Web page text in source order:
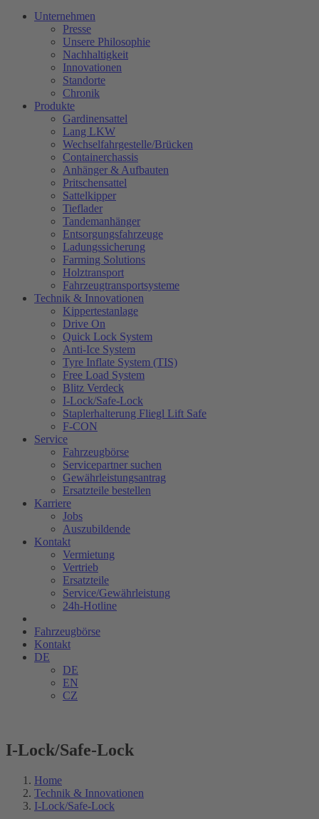
Unternehmen
Presse
Unsere Philosophie
Nachhaltigkeit
Innovationen
Standorte
Chronik
Produkte
Gardinensattel
Lang LKW
Wechselfahrgestelle/Brücken
Containerchassis
Anhänger & Aufbauten
Pritschensattel
Sattelkipper
Tieflader
Tandemanhänger
Entsorgungsfahrzeuge
Ladungssicherung
Farming Solutions
Holztransport
Fahrzeugtransportsysteme
Technik & Innovationen
Kippertestanlage
Drive On
Quick Lock System
Anti-Ice System
Tyre Inflate System (TIS)
Free Load System
Blitz Verdeck
I-Lock/Safe-Lock
Staplerhalterung Fliegl Lift Safe
F-CON
Service
Fahrzeugbörse
Servicepartner suchen
Gewährleistungsantrag
Ersatzteile bestellen
Karriere
Jobs
Auszubildende
Kontakt
Vermietung
Vertrieb
Ersatzteile
Service/Gewährleistung
24h-Hotline
Fahrzeugbörse
Kontakt
DE
DE
EN
CZ
I-Lock/Safe-Lock
Home
Technik & Innovationen
I-Lock/Safe-Lock